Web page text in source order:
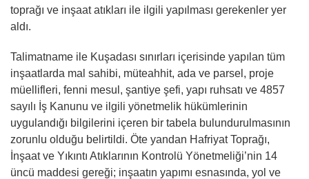
toprağı ve inşaat atıkları ile ilgili yapılması gerekenler yer
aldı.
Talimatname ile Kuşadası sınırları içerisinde yapılan tüm
inşaatlarda mal sahibi, müteahhit, ada ve parsel, proje
müellifleri, fenni mesul, şantiye şefi, yapı ruhsatı ve 4857
sayılı İş Kanunu ve ilgili yönetmelik hükümlerinin
uygulandığı bilgilerini içeren bir tabela bulundurulmasının
zorunlu olduğu belirtildi. Öte yandan Hafriyat Toprağı,
İnşaat ve Yıkıntı Atıklarının Kontrolü Yönetmeliği’nin 14
üncü maddesi gereği; inşaatın yapımı esnasında, yol ve